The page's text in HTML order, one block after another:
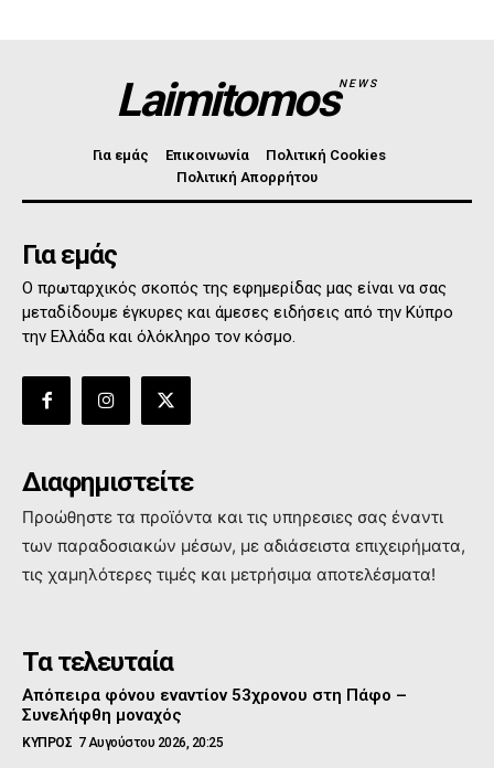
LaimitomosNEWS
Για εμάς Επικοινωνία
Πολιτική Cookies
Πολιτική Απορρήτου
Για εμάς
Ο πρωταρχικός σκοπός της εφημερίδας μας είναι να σας
μεταδίδουμε έγκυρες και άμεσες ειδήσεις από την Κύπρο
την Ελλάδα και όλόκληρο τον κόσμο.
Διαφημιστείτε
Προώθηστε τα προϊόντα και τις υπηρεσιες σας έναντι
των παραδοσιακών μέσων, με αδιάσειστα επιχειρήματα,
τις χαμηλότερες τιμές και μετρήσιμα αποτελέσματα!
Τα τελευταία
Απόπειρα φόνου εναντίον 53χρονου στη Πάφο –
Συνελήφθη μοναχός
ΚΥΠΡΟΣ 7 Αυγούστου 2026, 20:25